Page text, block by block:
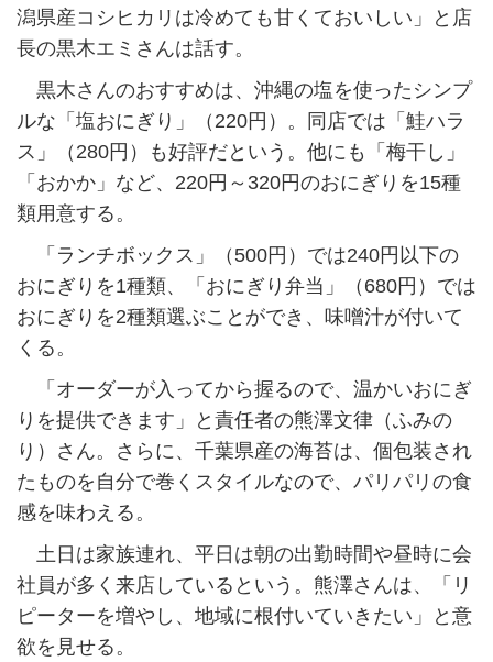
潟県産コシヒカリは冷めても甘くておいしい」と店
長の黒木エミさんは話す。
黒木さんのおすすめは、沖縄の塩を使ったシンプ
ルな「塩おにぎり」（220円）。同店では「鮭ハラ
ス」（280円）も好評だという。他にも「梅干し」
「おかか」など、220円～320円のおにぎりを15種
類用意する。
「ランチボックス」（500円）では240円以下の
おにぎりを1種類、「おにぎり弁当」（680円）では
おにぎりを2種類選ぶことができ、味噌汁が付いて
くる。
「オーダーが入ってから握るので、温かいおにぎ
りを提供できます」と責任者の熊澤文律（ふみの
り）さん。さらに、千葉県産の海苔は、個包装され
たものを自分で巻くスタイルなので、パリパリの食
感を味わえる。
土日は家族連れ、平日は朝の出勤時間や昼時に会
社員が多く来店しているという。熊澤さんは、「リ
ピーターを増やし、地域に根付いていきたい」と意
欲を見せる。